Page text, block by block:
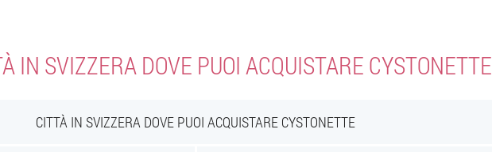
IN SVIZZERA DOVE PUOI ACQUISTARE CYSTONETTE
CITTÀ IN SVIZZERA DOVE PUOI ACQUISTARE CYSTONETTE